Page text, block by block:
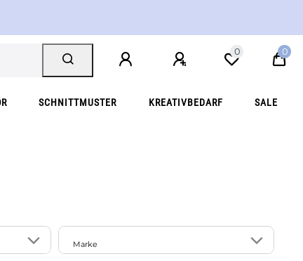
0 0
SCHNITTMUSTER KREATIVBEDARF SALE
Marke